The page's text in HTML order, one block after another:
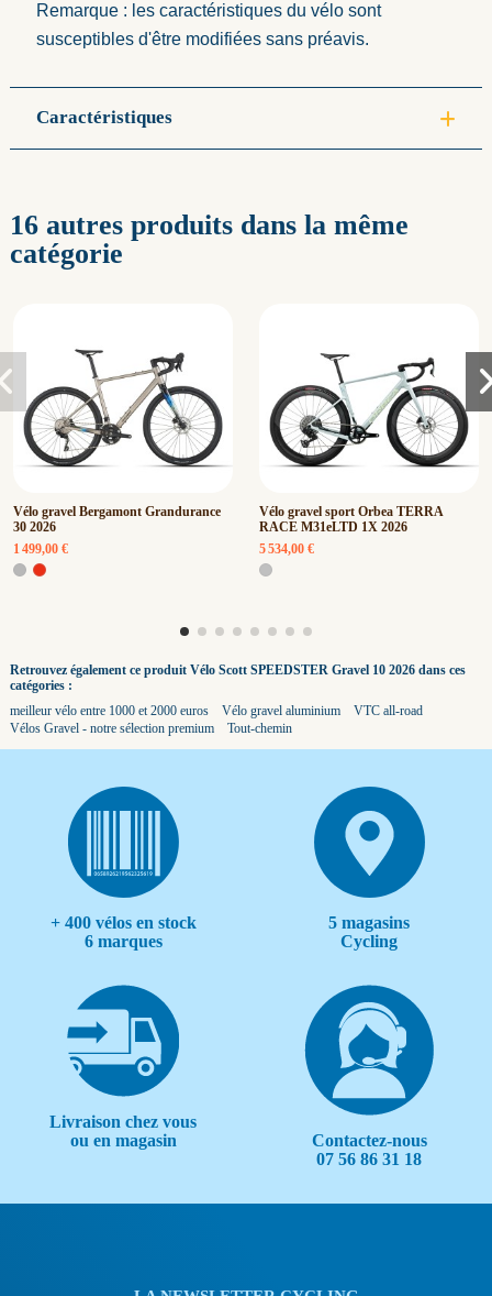
Remarque : les caractéristiques du vélo sont
susceptibles d'être modifiées sans préavis.
Caractéristiques
16 autres produits dans la même
catégorie
Vélo gravel Bergamont Grandurance
30 2026
1 499,00 €
Vélo gravel sport Orbea TERRA
RACE M31eLTD 1X 2026
5 534,00 €
Retrouvez également ce produit Vélo Scott SPEEDSTER Gravel 10 2026 dans ces
catégories :
meilleur vélo entre 1000 et 2000 euros
Vélo gravel aluminium
VTC all-road
Vélos Gravel - notre sélection premium
Tout-chemin
+ 400 vélos en stock
6 marques
5 magasins
Cycling
Livraison chez vous
ou en magasin
Contactez-nous
07 56 86 31 18